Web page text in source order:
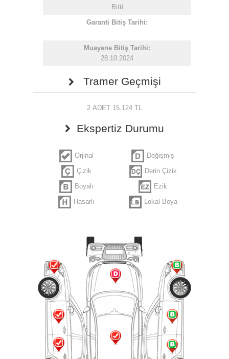
Bitti
Garanti Bitiş Tarihi:
-
Muayene Bitiş Tarihi:
28.10.2024
Tramer Geçmişi
2 ADET 15.124 TL
Ekspertiz Durumu
Orjinal
Değişmiş
Çizik
Derin Çizik
Boyalı
Ezik
Hasarlı
Lokal Boya